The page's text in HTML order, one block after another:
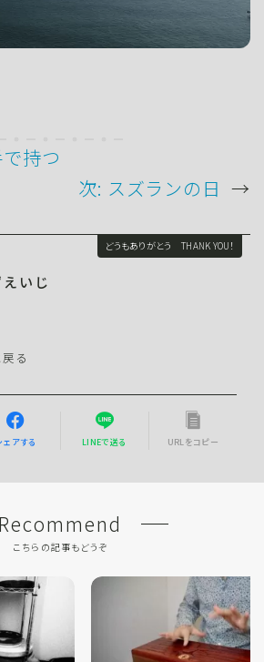
持つ
次: スズランの日 →
どうもありがとう THANK YOU！
いじ
る
ェアする LINEで送る URLをコピー
Recommend
こちらの記事もどうぞ